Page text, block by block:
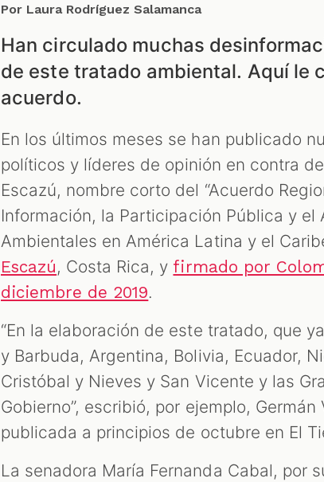
Por Laura Rodríguez Salamanca
Han circulado muchas
de este tratado ambiental. Aquí le
acuerdo.
En los últimos meses se han publicado
políticos y líderes de opinión en contra
Escazú, nombre corto del “Acuerdo
Información, la Participación Pública y
Ambientales en América Latina y el
Escazú, Costa Rica, y firmado por
diciembre de 2019.
“En la elaboración de este tratado, que
y Barbuda, Argentina, Bolivia, Ecuador,
Cristóbal y Nieves y San Vicente y las
Gobierno”, escribió, por ejemplo,
publicada a principios de octubre en El
La senadora María Fernanda Cabal, por